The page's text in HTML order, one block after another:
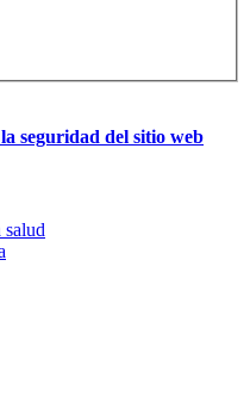
seguridad del sitio web